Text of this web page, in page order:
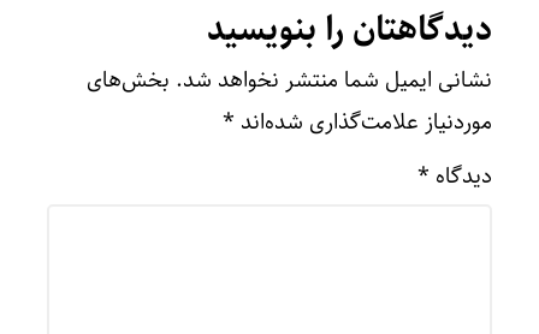
دیدگاهتان را بنویسید
نشانی ایمیل شما منتشر نخواهد شد. بخش‌های
موردنیاز علامت‌گذاری شده‌اند *
دیدگاه *